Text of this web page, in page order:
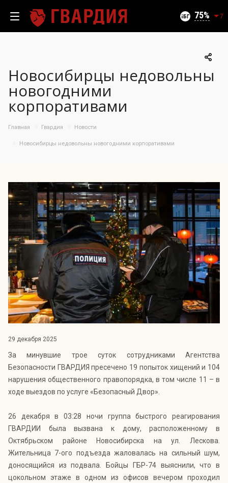
75 7
25.07
50
60
75
80
90
95
100
06.08
Индекс Безопасности ГВАРДИИ –
открытый проект Агентства Безопасности ГВАРДИЯ для
оценки уровня защищённости жителей города от
криминальных угроз.Подробнее >>
Новосибирцы недовольны
новогодними
корпоративами
Главная Гвардия Новости
Новосибирцы недовольны новогодними корпоративами
29 декабря 2025
За минувшие трое суток сотрудниками Агентства
Безопасности ГВАРДИЯ пресечено 19 попыток хищений и 104
нарушения общественного правопорядка, в том числе 11 – в
ходе выездов по услуге «Безопасный Двор».
26 декабря в 03:28 ночи группа быстрого реагирования
ГВАРДИИ была вызвана к дому, расположенному в
Октябрьском районе Новосибирска на ул. Лескова.
Жительница 7-ого подъезда жаловалась на сильный шум,
доносящийся из подвала. Бойцы ГБР-74 выяснили, что в
цокольном этаже в одном из офисов вечером проходил